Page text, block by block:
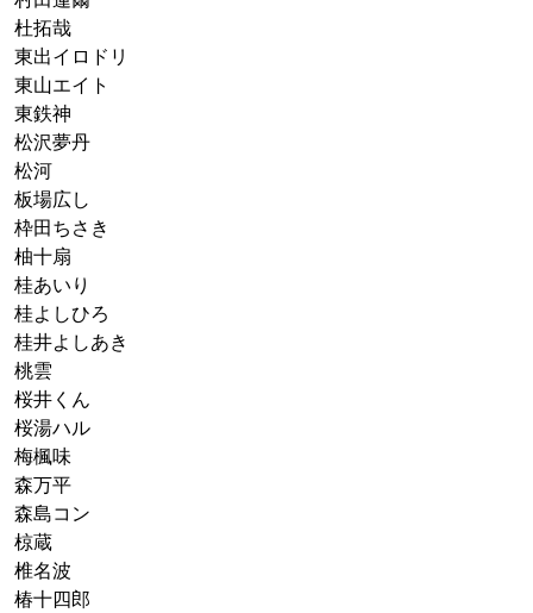
杜拓哉
東出イロドリ
東山エイト
東鉄神
松沢夢丹
松河
板場広し
枠田ちさき
柚十扇
桂あいり
桂よしひろ
桂井よしあき
桃雲
桜井くん
桜湯ハル
梅楓味
森万平
森島コン
椋蔵
椎名波
椿十四郎